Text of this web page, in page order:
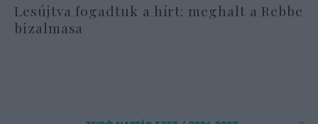
Lesújtva fogadtuk a hírt: meghalt a Rebbe
bizalmasa